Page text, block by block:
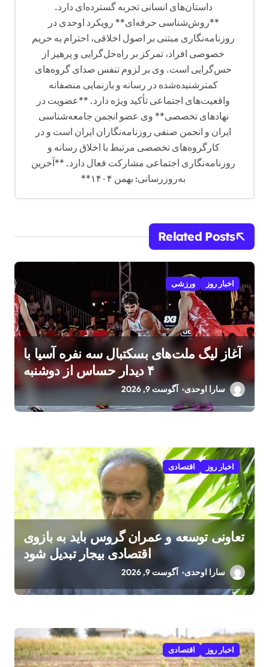
داستان‌های انسانی تجربه گسترده‌ای دارد.
**روش‌شناسی حرفه‌ای** رویکرد اوحدی در
روزنامه‌نگاری مبتنی بر اصول اخلاقی، احترام به حریم
خصوصی افراد، تمرکز بر راه‌حل‌گرایی و پرهیز از
حس‌گرایی است. وی بر لزوم تنفس صدای گروه‌های
کمترشنیده‌شده در رسانه و بازنمایی منصفانه
واقعیت‌های اجتماعی تأکید ویژه دارد. **عضویت در
نهادهای تخصصی** وی عضو انجمن جامعه‌شناسی
ایران و انجمن صنفی روزنامه‌نگاران ایران است و در
کارگروه‌های تخصصی مرتبط با اخلاق رسانه و
روزنامه‌نگاری اجتماعی مشارکت فعال دارد. **آخرین
به‌روزرسانی: بهمن ۱۴۰۴**
Related Posts
اخبار روز ورزشی
آغاز لیگ ملت‌های بسکتبال سه نفره آسیا با
۴ دیدار حساس از دوشنبه
سارا اوحدی آگوست 9, 2026
اخبار روز اقتصادی
تعاونی توسعه و عمران گروس باید به بازوی
اقتصادی بیجار تبدیل شود
سارا اوحدی آگوست 9, 2026
اخبار روز اقتصادی